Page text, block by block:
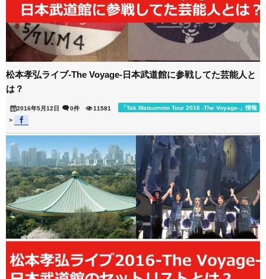
松本孝弘ライブ-The Voyage-日本武道館に参戦してた芸能人と
は？
2016年5月12日 「Tak Matsumoto Tour 2016 -The Voyage-」情報
0件
11581
>